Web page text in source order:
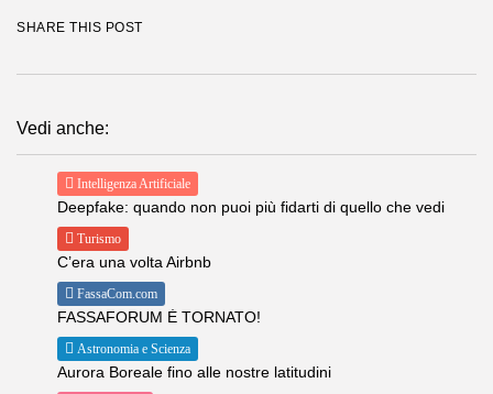
Vedi anche:
Intelligenza Artificiale
Deepfake: quando non puoi più fidarti di quello che vedi
Turismo
C’era una volta Airbnb
FassaCom.com
FASSAFORUM È TORNATO!
Astronomia e Scienza
Aurora Boreale fino alle nostre latitudini
SHARE THIS POST